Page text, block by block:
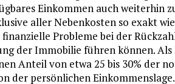
Einkommen auch weiterhin
aller Nebenkosten so exakt
Probleme bei der
der Immobilie führen können.
Anteil von etwa 25 bis 30% der
der persönlichen